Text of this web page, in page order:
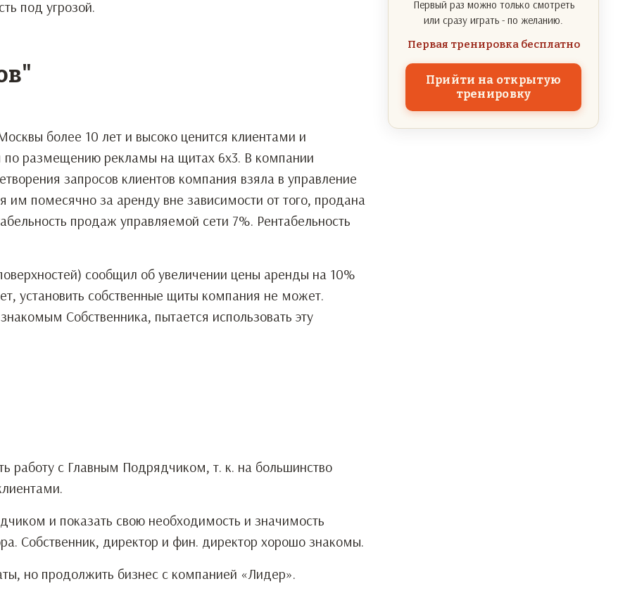
под угрозой.
более 10 лет и высоко ценится клиентами и
по размещению рекламы на щитах 6х3. В компании
запросов клиентов компания взяла в управление
им помесячно за аренду вне зависимости от того, продана
продаж управляемой сети 7%. Рентабельность
сообщил об увеличении цены аренды на 10%
установить собственные щиты компания не может.
Собственника, пытается использовать эту
работу с Главным Подрядчиком, т. к. на большинство
и показать свою необходимость и значимость
Собственник, директор и фин. директор хорошо знакомы.
но продолжить бизнес с компанией «Лидер».
Первый раз можно только смотреть
или сразу играть - по желанию.
Первая тренировка бесплатно
Прийти на открытую
тренировку